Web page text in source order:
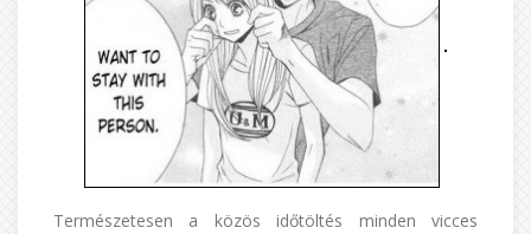
Természetesen a közös időtöltés minden vicces